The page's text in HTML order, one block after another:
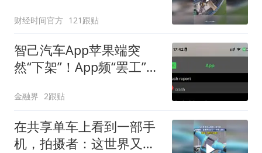
财经时间官方 121跟贴
智己汽车App苹果端突
然“下架”！App频“罢工”，
金融界 2跟贴
在共享单车上看到一部手
机，拍摄者：这世界又多